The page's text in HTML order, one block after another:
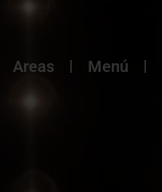
Areas Menú